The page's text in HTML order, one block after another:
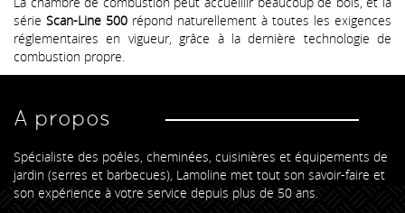
série Scan-Line 500 répond naturellement à toutes les exigences
réglementaires en vigueur, grâce à la dernière technologie de
combustion propre.
A propos
Spécialiste des poêles, cheminées, cuisinières et équipements de
jardin (serres et barbecues), Lamoline met tout son savoir-faire et
son expérience à votre service depuis plus de 50 ans.